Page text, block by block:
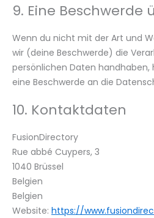
9. Eine Beschwerde
Wenn du nicht mit der Art und
wir (deine Beschwerde) die
persönlichen Daten handhaben,
eine Beschwerde an die
10. Kontaktdaten
FusionDirectory
Rue abbé Cuypers, 3
1040 Brüssel
Belgien
Belgien
Website: https://